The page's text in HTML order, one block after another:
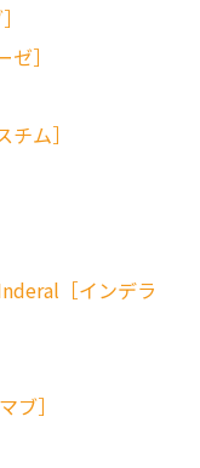
］
ム］
［インデラ
］